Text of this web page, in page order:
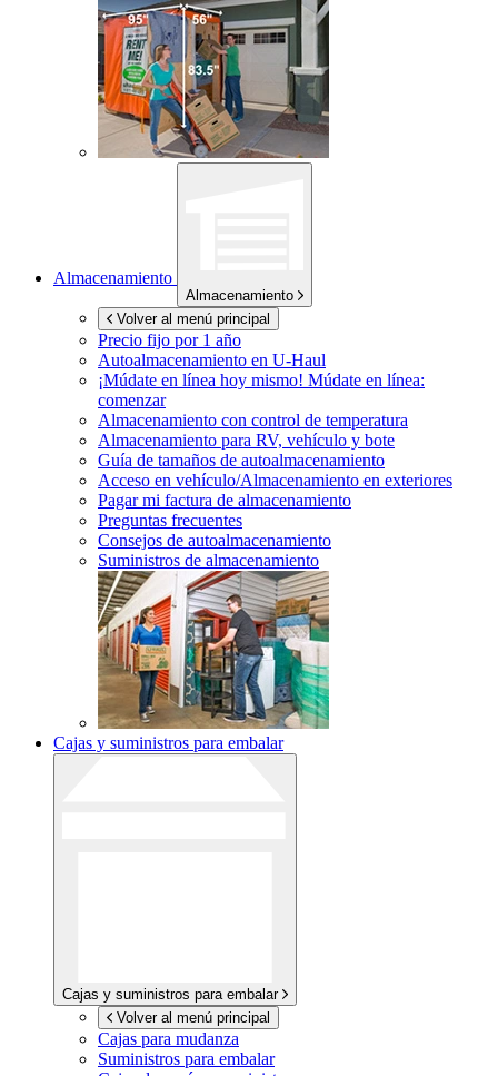
Almacenamiento
Almacenamiento
Volver al menú principal
Precio fijo por 1 año
Autoalmacenamiento en U-Haul
¡Múdate en línea hoy mismo! Múdate en línea:
comenzar
Almacenamiento con control de temperatura
Almacenamiento para RV, vehículo y bote
Guía de tamaños de autoalmacenamiento
Acceso en vehículo/Almacenamiento en exteriores
Pagar mi factura de almacenamiento
Preguntas frecuentes
Consejos de autoalmacenamiento
Suministros de almacenamiento
Cajas y suministros para embalar
Cajas y suministros para embalar
Volver al menú principal
Cajas para mudanza
Suministros para embalar